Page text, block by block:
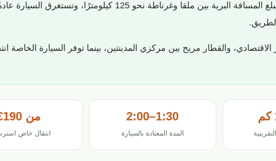
تبلغ المسافة البرية بين ملقا وغرناطة نحو 125
الاقتصادي، والقطار مريح بين مركزي المدينتين، بينما توفر السيارة الخاصة
1:30–2:00
المدة المعتادة بالسيارة
من 190€
انتقال خاص